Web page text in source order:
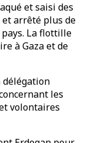
et saisi des
arrêté plus de
La flottille
à Gaza et de
délégation
les
volontaires